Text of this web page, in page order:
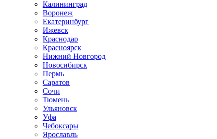
Калининград
Воронеж
Екатеринбург
Ижевск
Краснодар
Красноярск
Нижний Новгород
Новосибирск
Пермь
Саратов
Сочи
Тюмень
Ульяновск
Уфа
Чебоксары
Ярославль